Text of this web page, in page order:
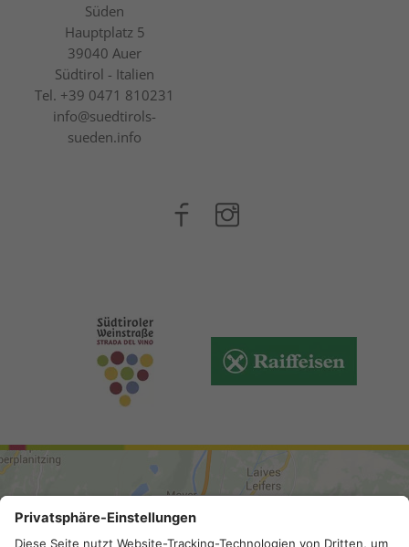
Süden
Hauptplatz 5
39040 Auer
Südtirol - Italien
Tel. +39 0471 810231
info@suedtirols-
sueden.info
ANREISE